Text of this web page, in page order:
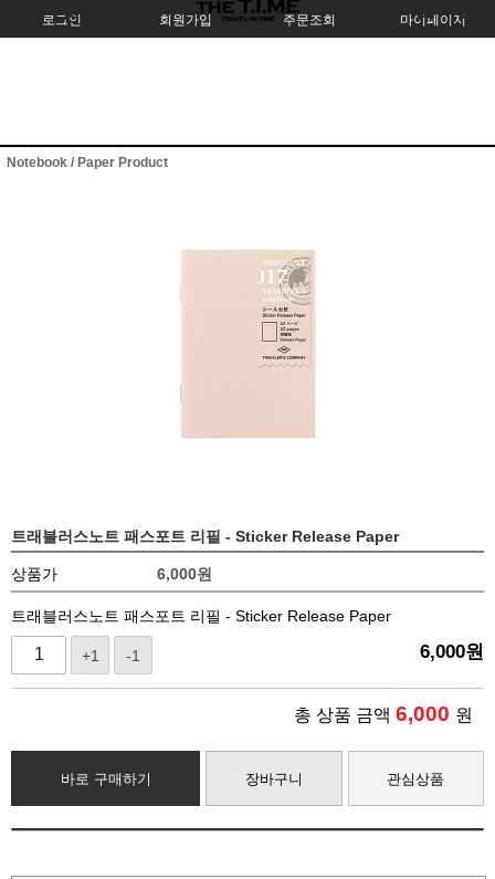
로그인 회원가입 주문조회 마이페이지
Notebook / Paper Product
트래블러스노트 패스포트 리필 - Sticker Release Paper
상품가 6,000원
트래블러스노트 패스포트 리필 - Sticker Release Paper
+1 -1 6,000원
총 상품 금액 6,000 원
바로 구매하기 장바구니 관심상품